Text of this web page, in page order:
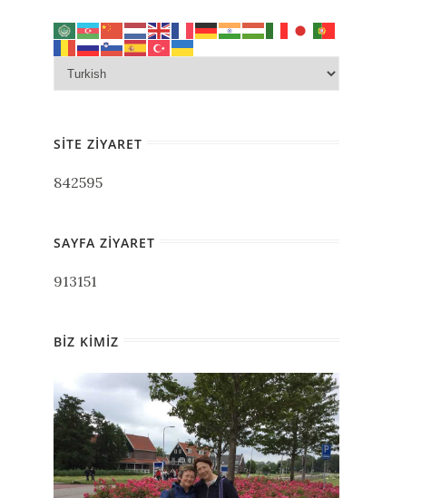
SITE ZIYARET
842595
SAYFA ZIYARET
913151
BIZ KIMIZ